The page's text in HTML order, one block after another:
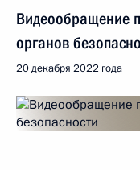
Видеообращение
органов
20 декабря 2022 года